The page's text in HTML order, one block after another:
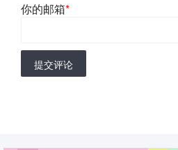
你的邮箱*
提交评论